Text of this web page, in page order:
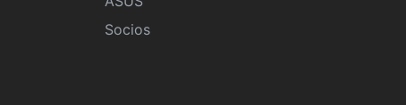
Socios